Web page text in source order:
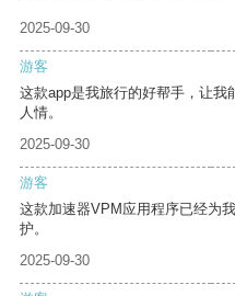
2025-09-30
游客
这款app是我旅行的好帮手，让
人情。
2025-09-30
游客
这款加速器VPM应用程序已经为
护。
2025-09-30